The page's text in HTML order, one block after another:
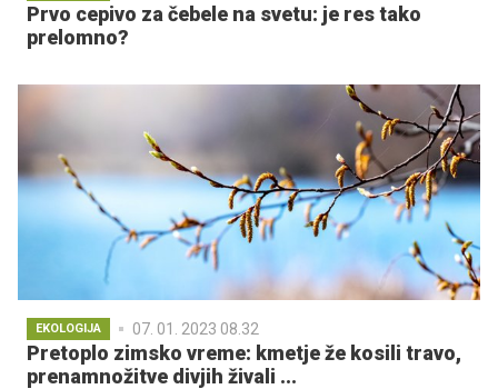
Prvo cepivo za čebele na svetu: je res tako
prelomno?
EKOLOGIJA 07. 01. 2023 08.32
Pretoplo zimsko vreme: kmetje že kosili travo,
prenamnožitve divjih živali ...